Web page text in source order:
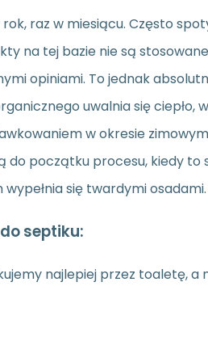
raz w miesiącu. Często
na tej bazie nie są
opiniami. To jednak
uwalnia się ciepło,
w okresie
do początku procesu, kiedy to
się twardymi osadami.
septiku:
najlepiej przez toaletę, a